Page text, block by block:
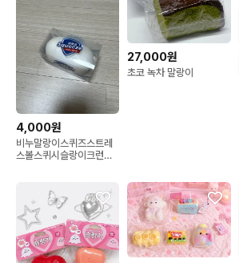
4,000원
비누말랑이스퀴즈스트레
스볼스퀴시슬랑이크런치
27,000원
초코 녹차 말랑이